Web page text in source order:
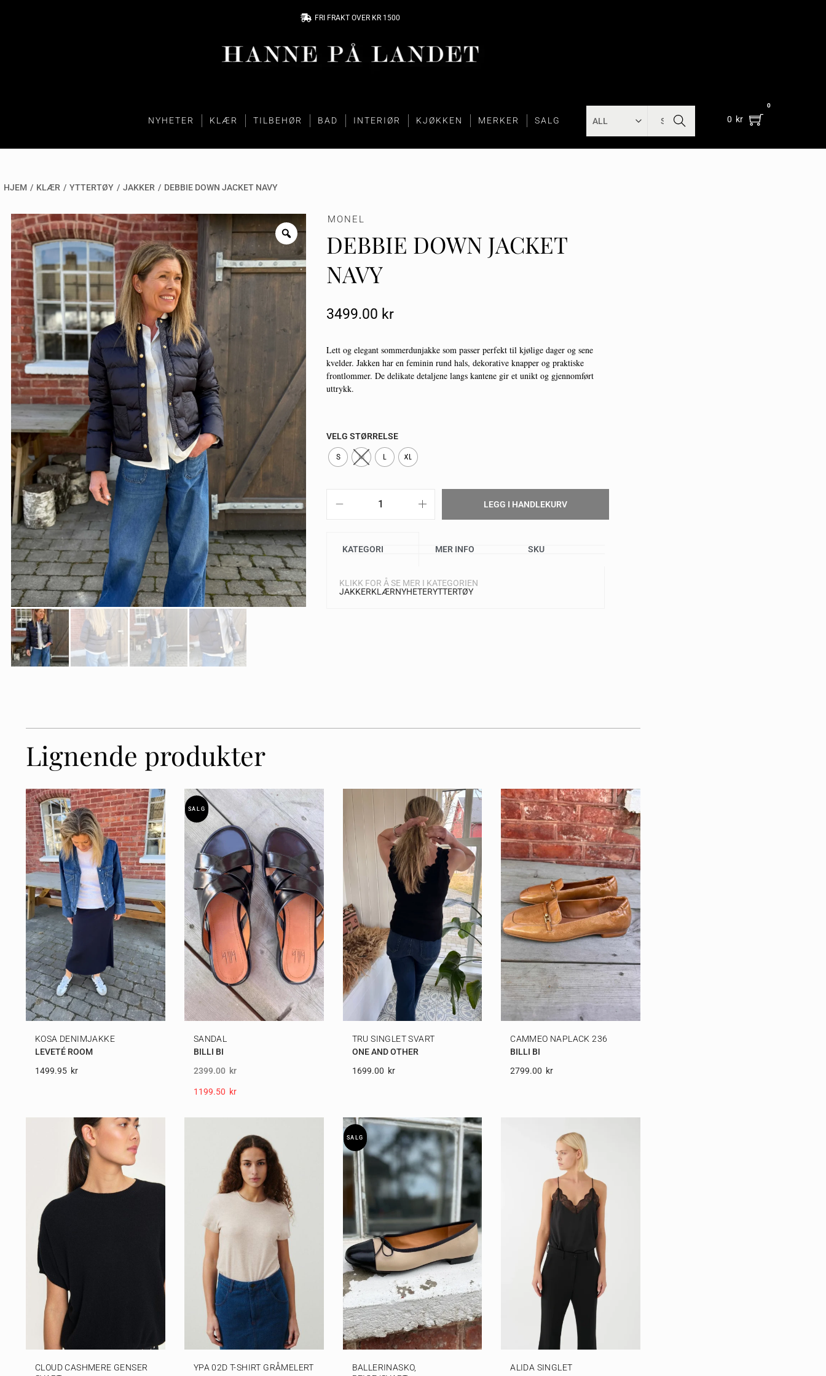
FRI FRAKT OVER KR 1500
NYHETER KLÆR TILBEHØR BAD INTERIØR KJØKKEN MERKER SALG
SEARC
H
0 kr
0
HJEM / KLÆR / YTTERTØY / JAKKER / DEBBIE DOWN JACKET NAVY
MONEL
DEBBIE DOWN JACKET
NAVY
3499.00 Kr
Lett og elegant sommerdunjakke som passer perfekt til kjølige dager og sene
kvelder. Jakken har en feminin rund hals, dekorative knapper og praktiske
frontlommer. De delikate detaljene langs kantene gir et unikt og gjennomført
uttrykk.
VELG STØRRELSE
S M L XL
LEGG I HANDLEKURV
KATEGORI MER INFO SKU
KLIKK FOR Å SE MER I KATEGORIEN
JAKKERKLÆRNYHETERYTTERTØY
Lignende produkter
KOSA DENIMJAKKE
LEVETÉ ROOM
1499.95 Kr
SALG
SANDAL
BILLI BI
2399.00 kr
1199.50 Kr
TRU SINGLET SVART
ONE AND OTHER
1699.00 Kr
CAMMEO NAPLACK 236
BILLI BI
2799.00 Kr
CLOUD CASHMERE GENSER
YPA 02D T-SHIRT GRÅMELERT
SALG
BALLERINASKO,
ALIDA SINGLET